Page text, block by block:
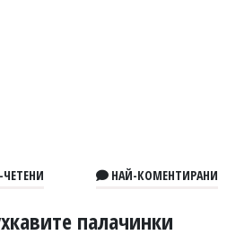
НАЙ-КОМЕНТИРАНИ
палачинки